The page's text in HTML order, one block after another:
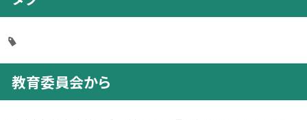
教育委員会から